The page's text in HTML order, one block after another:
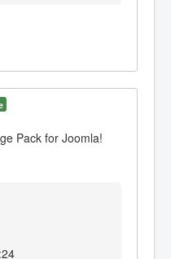
Pack for Joomla!